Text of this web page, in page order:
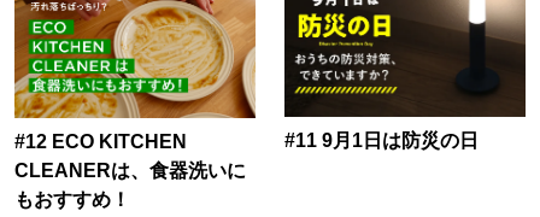
#12 ECO KITCHEN
CLEANERは、食器洗いに
もおすすめ！
#11 9月1日は防災の日